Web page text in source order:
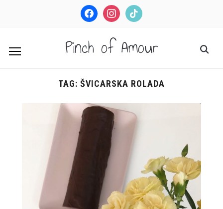
facebookinstagramtiktok
Pinch of Amour
TAG: ŠVICARSKA ROLADA